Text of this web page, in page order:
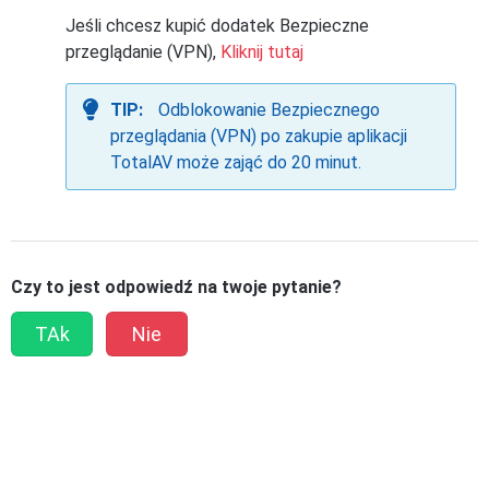
Jeśli chcesz kupić dodatek Bezpieczne
przeglądanie (VPN), Kliknij tutaj
TIP:
Odblokowanie Bezpiecznego
przeglądania (VPN) po zakupie aplikacji
TotalAV może zająć do 20 minut.
Czy to jest odpowiedź na twoje pytanie?
TAk Nie